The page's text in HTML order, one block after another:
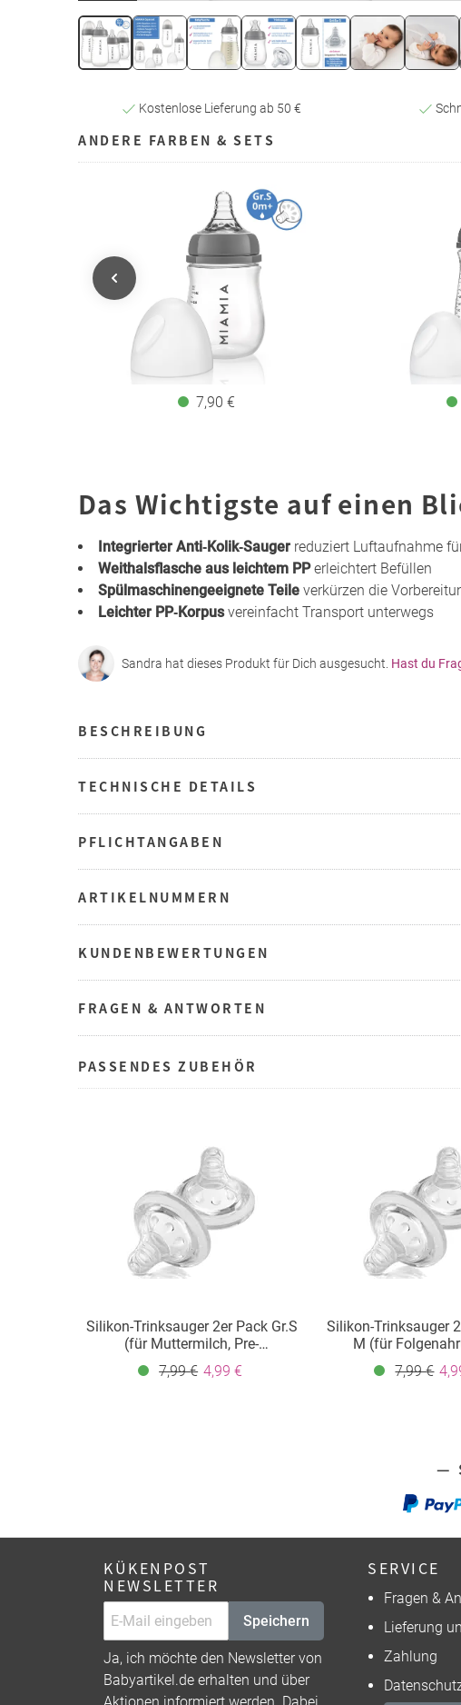
Kostenlose Lieferung ab 50 €
ANDERE FARBEN & SETS
7,90 €
Das Wichtigste auf einen
Integrierter Anti‑Kolik‑Sauger reduziert Luftaufnahme
Weithalsflasche aus leichtem PPerleichtert Befüllen
Spülmaschinengeeignete Teile verkürzen die
Leichter PP‑Korpusvereinfacht Transport unterwegs
Sandra hat dieses Produkt für Dich ausgesucht. Hast du
BESCHREIBUNG
TECHNISCHE DETAILS
PFLICHTANGABEN
ARTIKELNUMMERN
KUNDENBEWERTUNGEN
FRAGEN & ANTWORTEN
PASSENDES ZUBEHÖR
Silikon-Trinksauger 2er Pack Gr.S
(für Muttermilch, Pre-
Milchnahrung und Folgemilch 1,
Tee und Wasser)
7,99 € 4,99 €
Silikon-Trinksauger
M (für
7,99 €
—
KÜKENPOST
NEWSLETTER
Speichern
Ja, ich möchte den Newsletter von
Babyartikel.de erhalten und über
SERVICE
Fragen &
Lieferung
Zahlung